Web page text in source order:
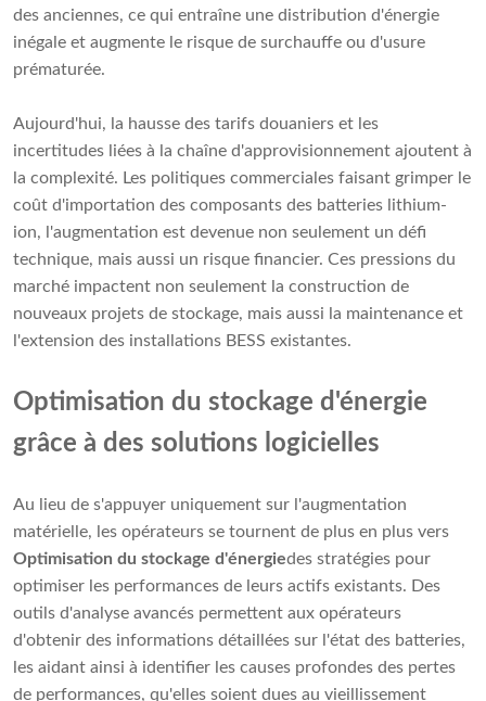
des anciennes, ce qui entraîne une distribution d'énergie
inégale et augmente le risque de surchauffe ou d'usure
prématurée.
Aujourd'hui, la hausse des tarifs douaniers et les
incertitudes liées à la chaîne d'approvisionnement ajoutent à
la complexité. Les politiques commerciales faisant grimper le
coût d'importation des composants des batteries lithium-
ion, l'augmentation est devenue non seulement un défi
technique, mais aussi un risque financier. Ces pressions du
marché impactent non seulement la construction de
nouveaux projets de stockage, mais aussi la maintenance et
l'extension des installations BESS existantes.
Optimisation du stockage d'énergie
grâce à des solutions logicielles
Au lieu de s'appuyer uniquement sur l'augmentation
matérielle, les opérateurs se tournent de plus en plus vers
Optimisation du stockage d'énergiedes stratégies pour
optimiser les performances de leurs actifs existants. Des
outils d'analyse avancés permettent aux opérateurs
d'obtenir des informations détaillées sur l'état des batteries,
les aidant ainsi à identifier les causes profondes des pertes
de performances, qu'elles soient dues au vieillissement